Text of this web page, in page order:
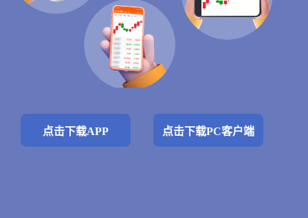
点击下载APP 点击下载PC客户端